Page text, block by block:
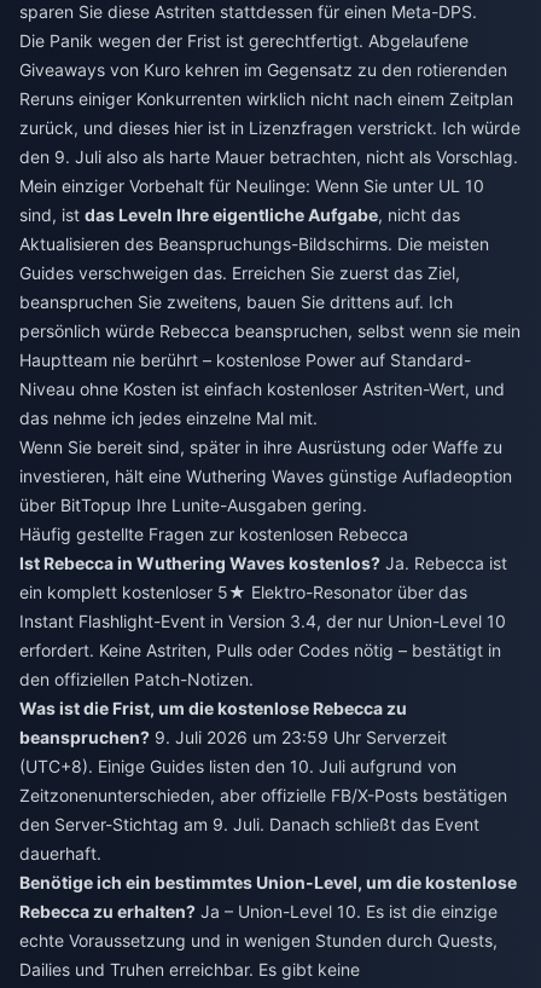
sparen Sie diese Astriten stattdessen für einen Meta-DPS.
Die Panik wegen der Frist ist gerechtfertigt. Abgelaufene
Giveaways von Kuro kehren im Gegensatz zu den rotierenden
Reruns einiger Konkurrenten wirklich nicht nach einem Zeitplan
zurück, und dieses hier ist in Lizenzfragen verstrickt. Ich würde
den 9. Juli also als harte Mauer betrachten, nicht als Vorschlag.
Mein einziger Vorbehalt für Neulinge: Wenn Sie unter UL 10
sind, ist das Leveln Ihre eigentliche Aufgabe, nicht das
Aktualisieren des Beanspruchungs-Bildschirms. Die meisten
Guides verschweigen das. Erreichen Sie zuerst das Ziel,
beanspruchen Sie zweitens, bauen Sie drittens auf. Ich
persönlich würde Rebecca beanspruchen, selbst wenn sie mein
Hauptteam nie berührt – kostenlose Power auf Standard-
Niveau ohne Kosten ist einfach kostenloser Astriten-Wert, und
das nehme ich jedes einzelne Mal mit.
Wenn Sie bereit sind, später in ihre Ausrüstung oder Waffe zu
investieren, hält eine Wuthering Waves günstige Aufladeoption
über BitTopup Ihre Lunite-Ausgaben gering.
Häufig gestellte Fragen zur kostenlosen Rebecca
Ist Rebecca in Wuthering Waves kostenlos? Ja. Rebecca ist
ein komplett kostenloser 5★ Elektro-Resonator über das
Instant Flashlight-Event in Version 3.4, der nur Union-Level 10
erfordert. Keine Astriten, Pulls oder Codes nötig – bestätigt in
den offiziellen Patch-Notizen.
Was ist die Frist, um die kostenlose Rebecca zu
beanspruchen? 9. Juli 2026 um 23:59 Uhr Serverzeit
(UTC+8). Einige Guides listen den 10. Juli aufgrund von
Zeitzonenunterschieden, aber offizielle FB/X-Posts bestätigen
den Server-Stichtag am 9. Juli. Danach schließt das Event
dauerhaft.
Benötige ich ein bestimmtes Union-Level, um die kostenlose
Rebecca zu erhalten? Ja – Union-Level 10. Es ist die einzige
echte Voraussetzung und in wenigen Stunden durch Quests,
Dailies und Truhen erreichbar. Es gibt keine